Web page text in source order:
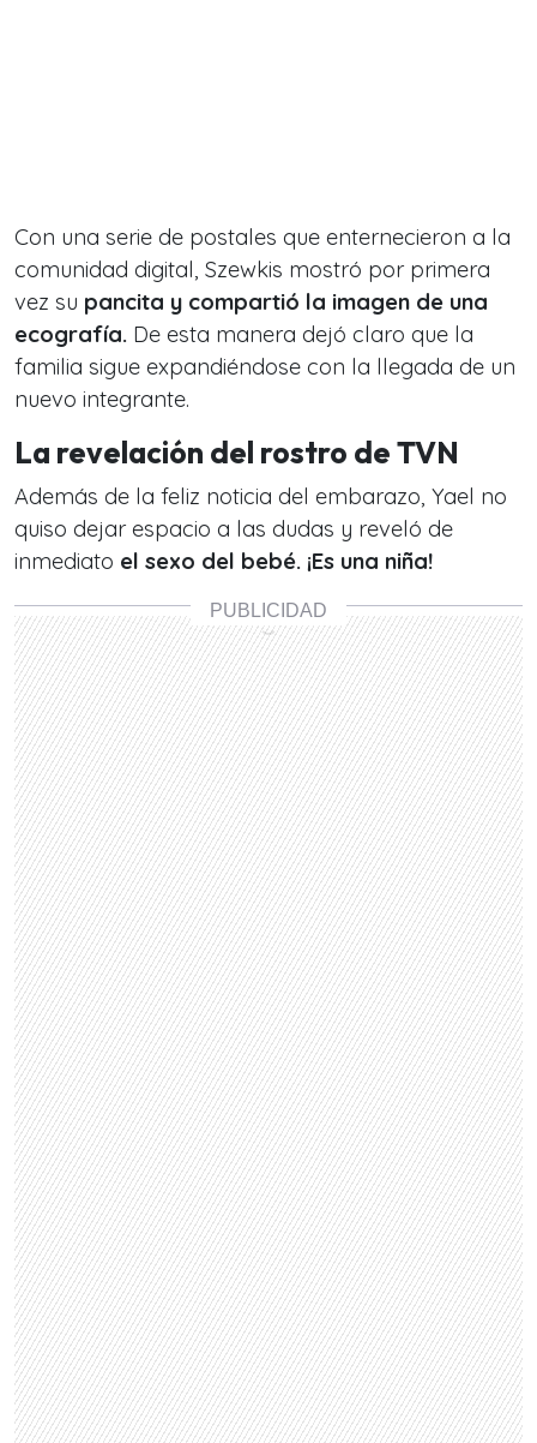
Con una serie de postales que enternecieron a la
comunidad digital, Szewkis mostró por primera
vez su pancita y compartió la imagen de una
ecografía. De esta manera dejó claro que la
familia sigue expandiéndose con la llegada de un
nuevo integrante.
La revelación del rostro de TVN
Además de la feliz noticia del embarazo, Yael no
quiso dejar espacio a las dudas y reveló de
inmediato el sexo del bebé. ¡Es una niña!